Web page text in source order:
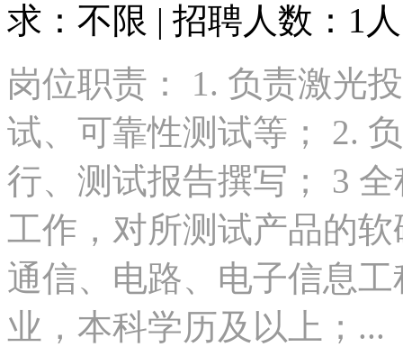
求：不限 | 招聘人数：1
岗位职责： 1. 负责激光
试、可靠性测试等； 2.
行、测试报告撰写； 3
工作，对所测试产品的
通信、电路、电子信息
业，本科学历及以上；...